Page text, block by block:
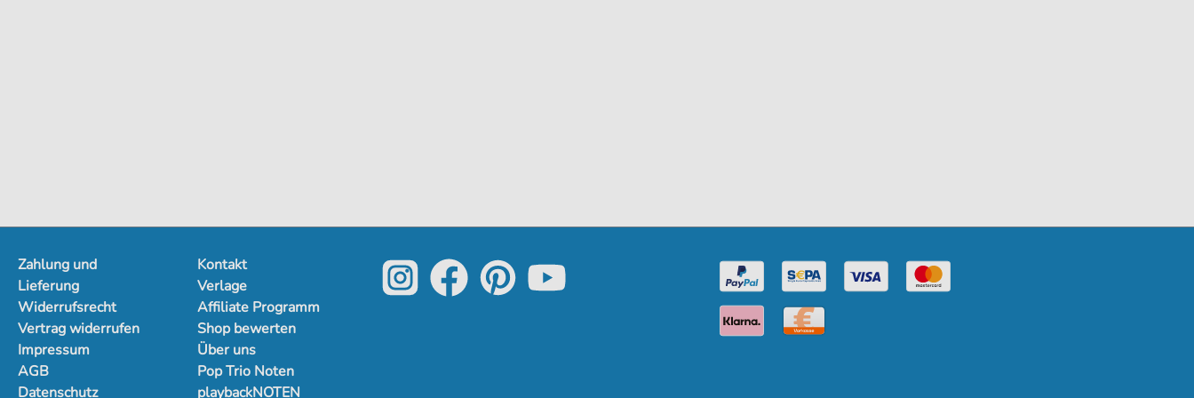
Zahlung und
Lieferung
Widerrufsrecht
Vertrag widerrufen
Impressum
AGB
Datenschutz
Kontakt
Verlage
Affiliate Programm
Shop bewerten
Über uns
Pop Trio Noten
playbackNOTEN